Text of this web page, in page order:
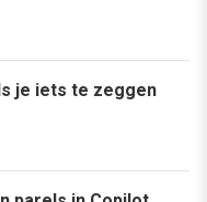
je iets te zeggen